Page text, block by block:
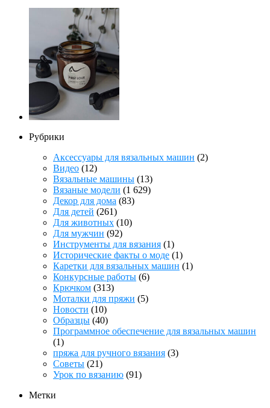
Рубрики
Аксессуары для вязальных машин (2)
Видео (12)
Вязальные машины (13)
Вязаные модели (1 629)
Декор для дома (83)
Для детей (261)
Для животных (10)
Для мужчин (92)
Инструменты для вязания (1)
Исторические факты о моде (1)
Каретки для вязальных машин (1)
Конкурсные работы (6)
Крючком (313)
Моталки для пряжи (5)
Новости (10)
Образцы (40)
Программное обеспечение для вязальных машин
(1)
пряжа для ручного вязания (3)
Советы (21)
Урок по вязанию (91)
Метки